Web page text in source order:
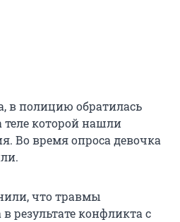
в полицию обратилась
которой нашли
Во время опроса девочка
что травмы
результате конфликта с